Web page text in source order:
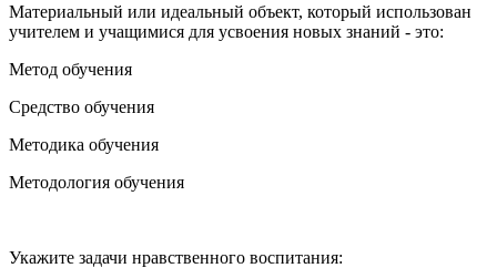
Материальный или идеальный объект, который использован
учителем и учащимися для усвоения новых знаний - это:
Метод обучения
Средство обучения
Методика обучения
Методология обучения
Укажите задачи нравственного воспитания: